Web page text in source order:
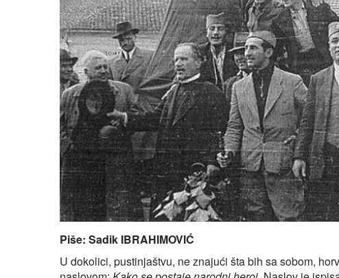
Piše: Sadik IBRAHIMOVIĆ
U dokolici, pustinjaštvu, ne znajući šta bih sa sobom,